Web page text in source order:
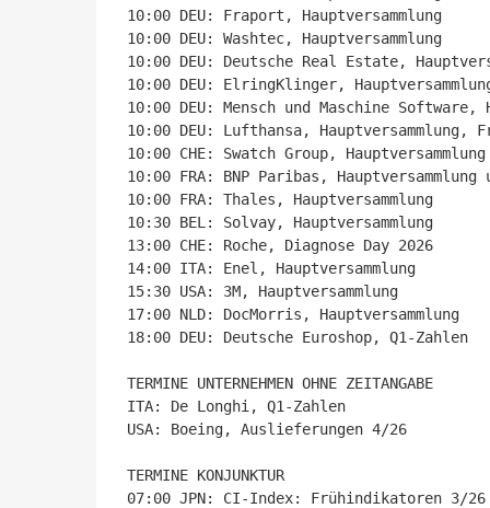
10:00 DEU: Fraport, Hauptversammlung
10:00 DEU: Washtec, Hauptversammlung
10:00 DEU: Deutsche Real Estate,
10:00 DEU: ElringKlinger,
10:00 DEU: Mensch und Maschine Software,
10:00 DEU: Lufthansa, Hauptversammlung,
10:00 CHE: Swatch Group, Hauptversammlung
10:00 FRA: BNP Paribas,
10:00 FRA: Thales, Hauptversammlung
10:30 BEL: Solvay, Hauptversammlung
13:00 CHE: Roche, Diagnose Day 2026
14:00 ITA: Enel, Hauptversammlung
15:30 USA: 3M, Hauptversammlung
17:00 NLD: DocMorris, Hauptversammlung
18:00 DEU: Deutsche Euroshop, Q1-Zahlen
TERMINE UNTERNEHMEN OHNE ZEITANGABE
ITA: De Longhi, Q1-Zahlen
USA: Boeing, Auslieferungen 4/26
TERMINE KONJUNKTUR
07:00 JPN: CI-Index: Frühindikatoren 3/